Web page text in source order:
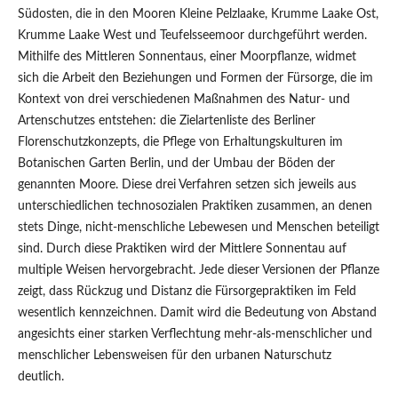
Südosten, die in den Mooren Kleine Pelzlaake, Krumme Laake Ost,
Krumme Laake West und Teufelsseemoor durchgeführt werden.
Mithilfe des Mittleren Sonnentaus, einer Moorpflanze, widmet
sich die Arbeit den Beziehungen und Formen der Fürsorge, die im
Kontext von drei verschiedenen Maßnahmen des Natur- und
Artenschutzes entstehen: die Zielartenliste des Berliner
Florenschutzkonzepts, die Pflege von Erhaltungskulturen im
Botanischen Garten Berlin, und der Umbau der Böden der
genannten Moore. Diese drei Verfahren setzen sich jeweils aus
unterschiedlichen technosozialen Praktiken zusammen, an denen
stets Dinge, nicht-menschliche Lebewesen und Menschen beteiligt
sind. Durch diese Praktiken wird der Mittlere Sonnentau auf
multiple Weisen hervorgebracht. Jede dieser Versionen der Pflanze
zeigt, dass Rückzug und Distanz die Fürsorgepraktiken im Feld
wesentlich kennzeichnen. Damit wird die Bedeutung von Abstand
angesichts einer starken Verflechtung mehr-als-menschlicher und
menschlicher Lebensweisen für den urbanen Naturschutz
deutlich.